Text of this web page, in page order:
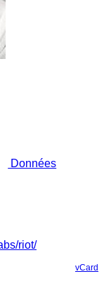
Données
riot/
vCard